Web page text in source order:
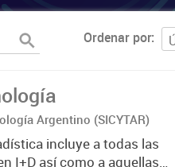
Ordenar por
Argentino (SICYTAR)
incluye a todas las
I+D así como a aquellas